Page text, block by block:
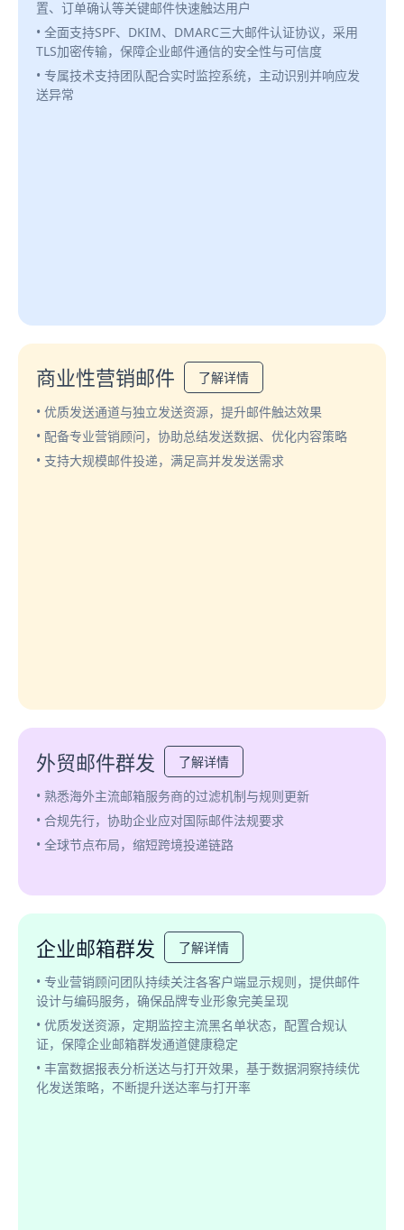
置、订单确认等关键邮件快速触达用户
• 全面支持SPF、DKIM、DMARC三大邮件认证协议，采用
TLS加密传输，保障企业邮件通信的安全性与可信度
• 专属技术支持团队配合实时监控系统，主动识别并响应发
送异常
商业性营销邮件
了解详情
• 优质发送通道与独立发送资源，提升邮件触达效果
• 配备专业营销顾问，协助总结发送数据、优化内容策略
• 支持大规模邮件投递，满足高并发发送需求
外贸邮件群发
了解详情
• 熟悉海外主流邮箱服务商的过滤机制与规则更新
• 合规先行，协助企业应对国际邮件法规要求
• 全球节点布局，缩短跨境投递链路
企业邮箱群发
了解详情
• 专业营销顾问团队持续关注各客户端显示规则，提供邮件
设计与编码服务，确保品牌专业形象完美呈现
• 优质发送资源，定期监控主流黑名单状态，配置合规认
证，保障企业邮箱群发通道健康稳定
• 丰富数据报表分析送达与打开效果，基于数据洞察持续优
化发送策略，不断提升送达率与打开率